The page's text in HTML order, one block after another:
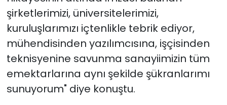
şirketlerimizi, üniversitelerimizi,
kuruluşlarımızı içtenlikle tebrik ediyor,
mühendisinden yazılımcısına, işçisinden
teknisyenine savunma sanayiimizin tüm
emektarlarına aynı şekilde şükranlarımı
sunuyorum" diye konuştu.